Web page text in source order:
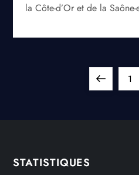
la Côte-d’Or et de la
1
STATISTIQUES